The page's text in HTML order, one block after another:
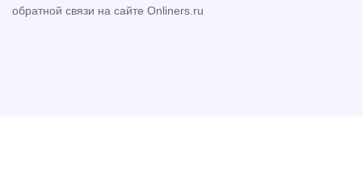
обратной связи на сайте Onliners.ru